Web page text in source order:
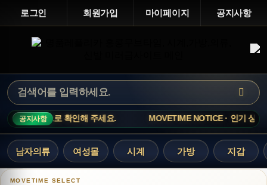
로그인 회원가입 마이페이지 공지사항
공지사항
상담창으로 확인해 주세요. MOVETIME NOTICE · 인기 상품
남자의류 여성몰 시계 가방 지갑
[홍콩명품시계.ROLEX] 로렉스 데이토나 116523